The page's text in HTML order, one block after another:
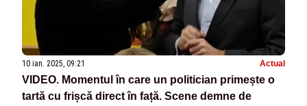
10 ian. 2025, 09:21 Actual
VIDEO. Momentul în care un politician primește o
tartă cu frișcă direct în față. Scene demne de